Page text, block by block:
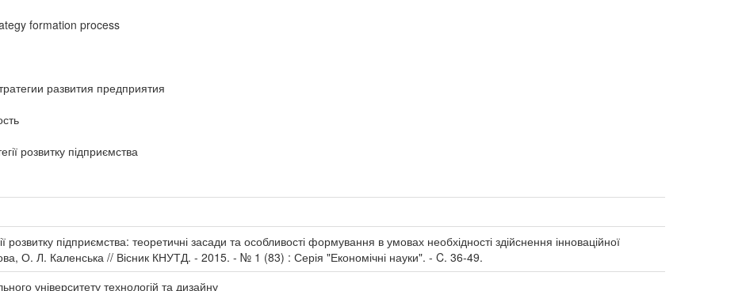
formation process
развития предприятия
розвитку підприємства
розвитку підприємства: теоретичні засади та особливості формування в умовах необхідності здійснення інноваційної
О. Л. Каленська // Вісник КНУТД. - 2015. - № 1 (83) : Серія "Економічні науки". - C. 36-49.
університету технологій та дизайну